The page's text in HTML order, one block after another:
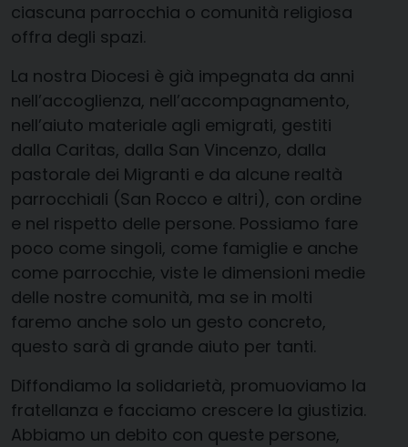
ciascuna parrocchia o comunità religiosa
offra degli spazi.
La nostra Diocesi è già impegnata da anni
nell’accoglienza, nell’accompagnamento,
nell’aiuto materiale agli emigrati, gestiti
dalla Caritas, dalla San Vincenzo, dalla
pastorale dei Migranti e da alcune realtà
parrocchiali (San Rocco e altri), con ordine
e nel rispetto delle persone. Possiamo fare
poco come singoli, come famiglie e anche
come parrocchie, viste le dimensioni medie
delle nostre comunità, ma se in molti
faremo anche solo un gesto concreto,
questo sarà di grande aiuto per tanti.
Diffondiamo la solidarietà, promuoviamo la
fratellanza e facciamo crescere la giustizia.
Abbiamo un debito con queste persone,